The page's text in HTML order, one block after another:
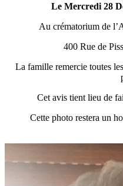
Le Mercredi 28
Au crématorium de
400 Rue de
La famille remercie toutes
Cet avis tient lieu de
Cette photo restera un